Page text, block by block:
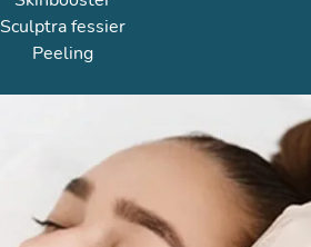
Sculptra fessier
Peeling